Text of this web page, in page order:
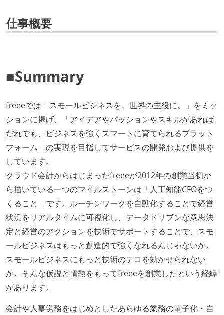
仕事概要
■Summary
freeeでは「スモールビジネスを、世界の主役に。」をミッ
ションに掲げ、「アイデアやパッションやスキルがあれば
だれでも、ビジネスを強くスマートに育てられるプラット
フォーム」の実現を目指してサービスの開発および提供を
しています。
クラウド会計からはじまったfreeeが2012年の創業当初か
ら描いている一つのマイルストーンは「人工知能CFOをつ
くること」です。ルーチンワークを自動化することで経営
状況をリアルタイムに可視化し、データドリブンな意思決
定と経営のアクションを技術でサポートすることで、スモ
ールビジネスはもっと創造的で強くなれるんじゃないか。
スモールビジネスにもっと技術のテコを効かせられない
か。そんな仮説と情熱をもってfreeeを創業したという経緯
があります。
会計や人事労務をはじめとしたあらゆる業務の電子化・自